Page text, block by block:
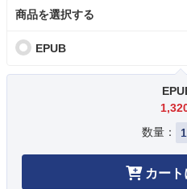
商品を選択する
EPUB
数量：
カー